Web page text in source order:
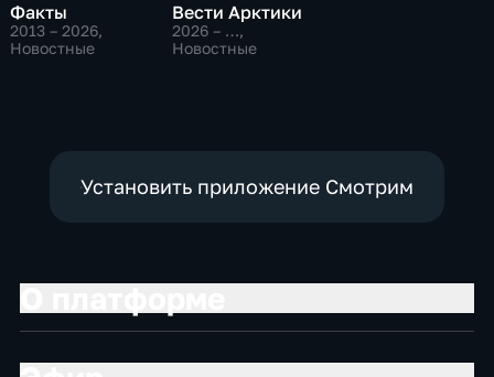
Факты
2013 – 2026,
Новостные
Вести Арктики
2026 – …,
Новостные
Установить приложение Смотрим